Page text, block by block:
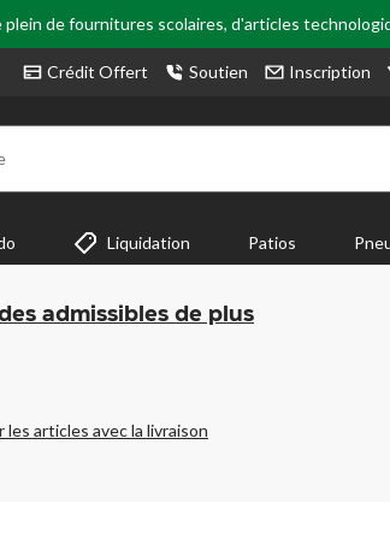
de fournitures scolaires, d'articles
Crédit Offert Soutien Inscription
Liquidation Patios
admissibles de plus
les articles avec la livraison